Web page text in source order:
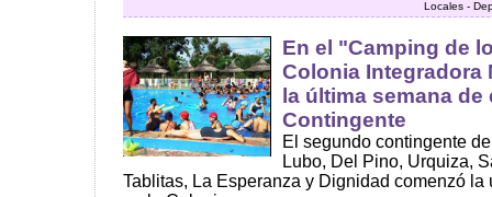
Locales -
En el "Camping de
Colonia Integradora
la última semana
Contingente
El segundo contingente
Lubo, Del Pino, Urquiza,
Tablitas, La Esperanza y Dignidad comenzó la